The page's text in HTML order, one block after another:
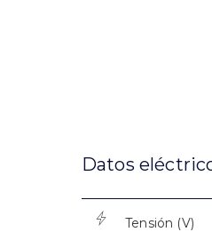
Datos
Tensión (V)